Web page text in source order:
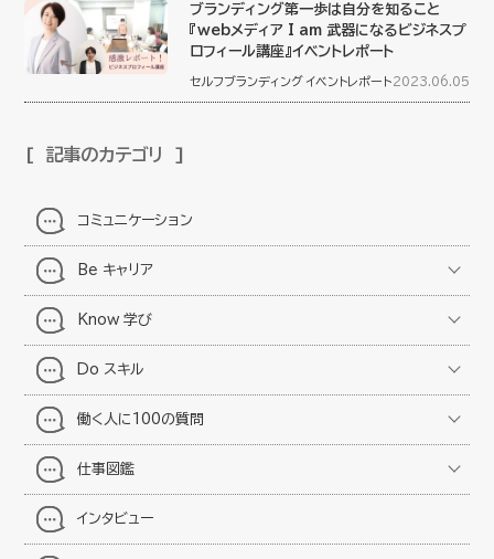
ブランディング第一歩は自分を知ること
『webメディア I am 武器になるビジネスプ
ロフィール講座』イベントレポート
セルフブランディング イベントレポート 2023.06.05
記事のカテゴリ
コミュニケーション
Be キャリア
Know 学び
Do スキル
働く人に100の質問
仕事図鑑
インタビュー